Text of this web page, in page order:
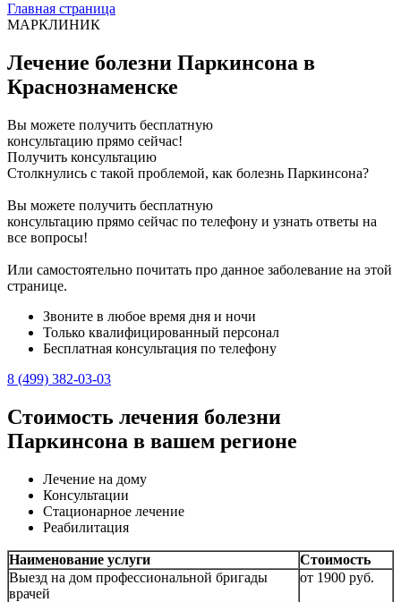
Главная страница
МАРКЛИНИК
Лечение болезни Паркинсона в
Краснознаменске
Вы можете получить бесплатную
консультацию прямо сейчас!
Получить консультацию
Столкнулись с такой проблемой, как болезнь Паркинсона?
Вы можете получить бесплатную
консультацию прямо сейчас по телефону и узнать ответы на
все вопросы!
Или самостоятельно почитать про данное заболевание на этой
странице.
Звоните в любое время дня и ночи
Только квалифицированный персонал
Бесплатная консультация по телефону
8 (499) 382-03-03
Стоимость лечения болезни
Паркинсона в вашем регионе
Лечение на дому
Консультации
Стационарное лечение
Реабилитация
Наименование услуги
Стоимость
Выезд на дом профессиональной бригады
врачей
от 1900 руб.